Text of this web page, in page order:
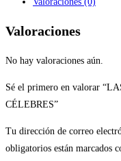
Valoraciones
No hay valoraciones aún.
Sé el primero en valorar
CÉLEBRES”
Tu dirección de correo
obligatorios están marcados